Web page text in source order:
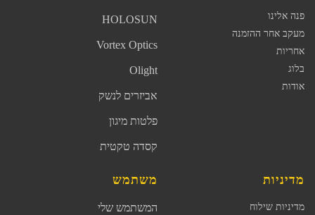
פנה אלינו
מעקב אחר ההזמנה
אחריות
בלוג
אודות
HOLOSUN
Vortex Optics
Olight
אביזרים לנשק
פלטות מיגון
קסדה טקטית
מדיניות
מדיניות שילוח
משתמש
המשתמש שלי